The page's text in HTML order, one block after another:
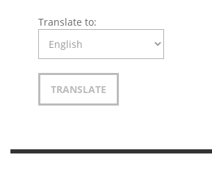
Translate to: